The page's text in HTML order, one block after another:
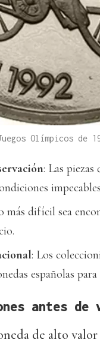
Olímpicos de
: Las piezas
más difícil sea
: Los
españolas
antes
de alto